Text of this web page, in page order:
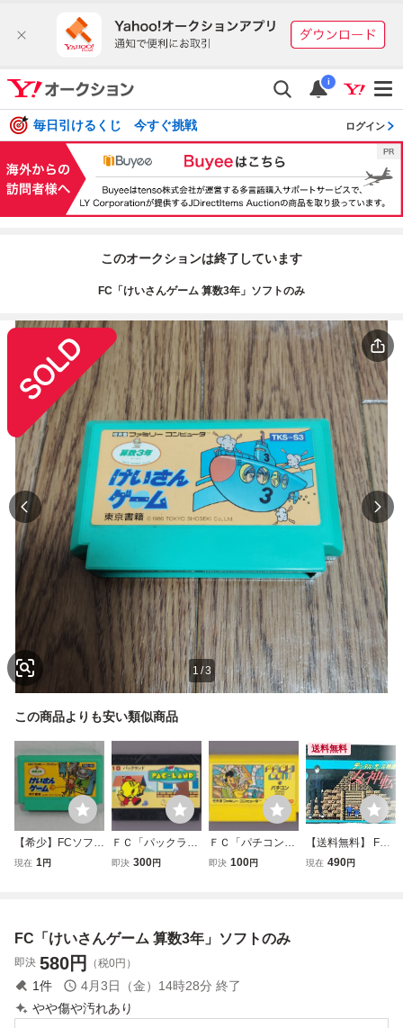
i
毎日引けるくじ 今すぐ挑戦 ログイン
このオークションは終了しています
FC「けいさんゲーム 算数3年」ソフトのみ
1/3
この商品よりも安い類似商品
【希少】FCソフト
けいさんゲーム 算
ション 当時 貴重
レア】319
現在 1円
ＦＣ「パックラン
ド」（アクション
即決 300円
ＦＣ「パチコン」
（パチンコゲーム
即決 100円
送料無料
【送料無料】 FC
デジタル・デビル
現在 490円
FC「けいさんゲーム 算数3年」ソフトのみ
即決 580円 （税0円）
1件 4月3日（金）14時28分 終了
やや傷や汚れあり